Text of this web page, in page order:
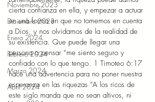
Noviembre 2023
Diciembre 2023
Enero 2024
Febrero 2024
Marzo 2024
Abril 2024
cierta confianza en ella, y empezar a actuar
en una forma en que no tomemos en cuenta
a Dios, y nos olvidamos de la realidad de
su existencia. Que puede llegar una
persona a pensar “me siento seguro y
confiado con lo que tengo. 1 Timoteo 6:17
hace una advertencia para no poner nuestra
esperanza en las riquezas “A los ricos de
este siglo manda que no sean altivos, ni